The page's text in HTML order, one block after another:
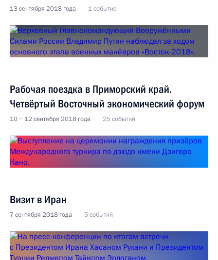
13 сентября 2018 года 1 событие
Рабочая поездка в Приморский край.
Четвёртый Восточный экономический форум
10 − 12 сентября 2018 года 25 событий
Визит в Иран
7 сентября 2018 года 5 событий